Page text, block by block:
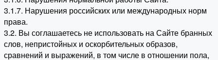
3.1.7. Нарушения российских или международных норм
права.
3.2. Вы соглашаетесь не использовать на Сайте бранных
слов, непристойных и оскорбительных образов,
сравнений и выражений, в том числе в отношении пола,